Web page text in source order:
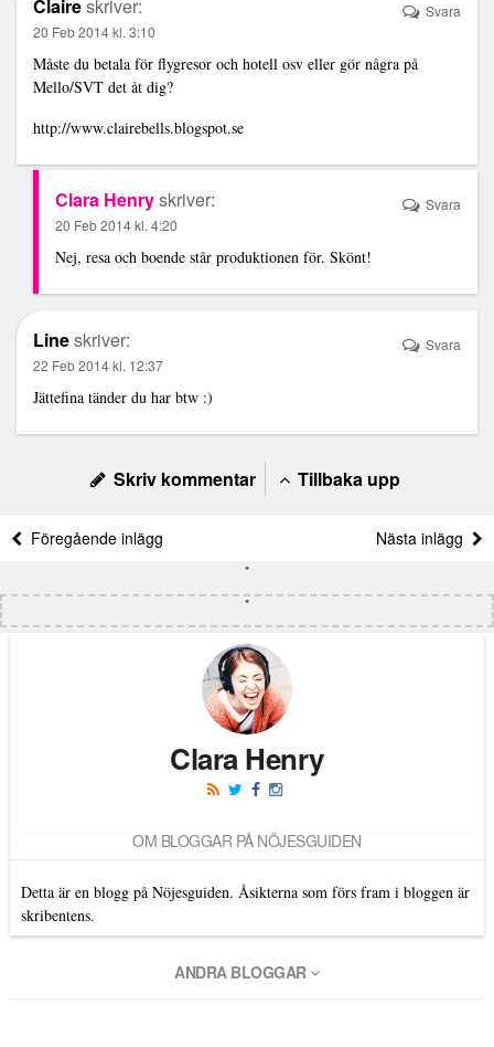
Claireskriver:
20 Feb 2014 kl. 3:10
Måste du betala för flygresor och hotell osv eller gör några på
Mello/SVT det åt dig?
http://www.clairebells.blogspot.se
Svara
Clara Henryskriver:
20 Feb 2014 kl. 4:20
Nej, resa och boende står produktionen för. Skönt!
Svara
Lineskriver:
22 Feb 2014 kl. 12:37
Jättefina tänder du har btw :)
Svara
Skriv kommentar Tillbaka upp
Föregående inlägg Nästa inlägg
Clara Henry
OM BLOGGAR PÅ NÖJESGUIDEN
Detta är en blogg på Nöjesguiden. Åsikterna som förs fram i bloggen är
skribentens.
ANDRA BLOGGAR